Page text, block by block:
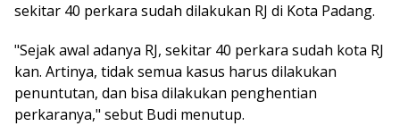
sekitar 40 perkara sudah dilakukan RJ di Kota Padang.
"Sejak awal adanya RJ, sekitar 40 perkara sudah kota RJ
kan. Artinya, tidak semua kasus harus dilakukan
penuntutan, dan bisa dilakukan penghentian
perkaranya," sebut Budi menutup.